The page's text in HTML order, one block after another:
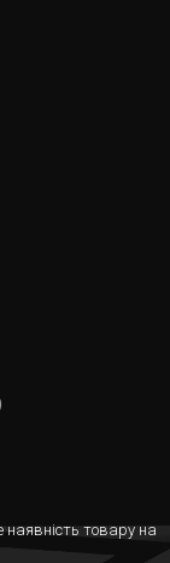
наявність товару на